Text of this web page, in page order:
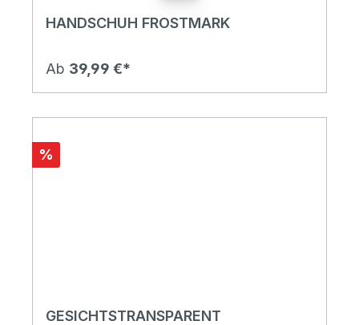
HANDSCHUH FROSTMARK
Ab 39,99 €*
%
GESICHTSTRANSPARENT